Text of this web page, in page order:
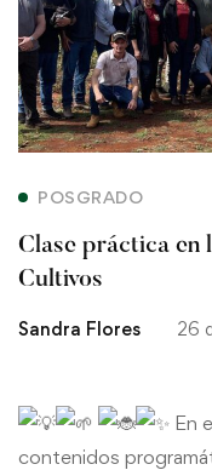
en
la
Maestría
en
de
Cultivos
POSGRADO
Clase práctica en
Cultivos
Sandra Flores 26
En
contenidos